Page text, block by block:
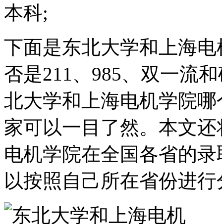
本科;
下面是东北大学和上海
否是211、985、双一流
北大学和上海电机学院
家可以一目了然。本文
电机学院在全国各省的
以按照自己所在省份进